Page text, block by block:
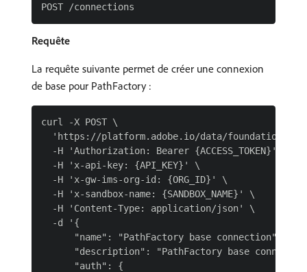
Requête
La requête suivante permet de créer une connexion
de base pour PathFactory :
curl -X POST \
'https://platform.adobe.io/data/foundation/
  -H 'Authorization: Bearer {ACCESS_TOKEN}' \
  -H 'x-api-key: {API_KEY}' \
  -H 'x-gw-ims-org-id: {ORG_ID}' \
  -H 'x-sandbox-name: {SANDBOX_NAME}' \
  -H 'Content-Type: application/json' \
  -d '{
      "name": "PathFactory base connection",
"description": "PathFactory base
      "auth": {